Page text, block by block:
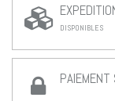
DISPONIBLES
PAIEMENT